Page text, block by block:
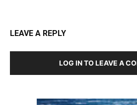
LEAVE A REPLY
LOG IN TO LEAVE A